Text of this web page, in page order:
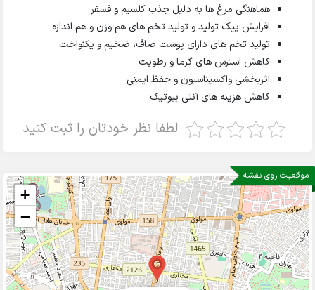
هماهنگی مرغ ها به دلیل جذب کلسیم و فسفر
افزایش پیک تولید و تولید تخم های هم وزن و هم اندازه
تولید تخم های دارای پوست صاف، ضخیم و یکنواخت
کاهش استرس های گرما و رطوبت
اثربخشی واکسیناسیون و حفظ ایمنی
کاهش هزینه های آنتی بیوتیک
لطفا نظر خودتان را ثبت کنید
موقعیت روی نقشه
+
−